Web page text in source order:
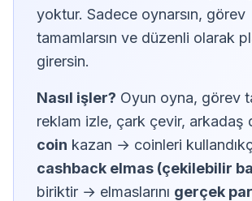
yoktur. Sadece oynarsın, görev
tamamlarsın ve düzenli olarak
girersin.
Nasıl işler? Oyun oyna, görev
reklam izle, çark çevir,
coin kazan → coinleri
cashback elmas (çekilebilir
biriktir → elmaslarını gerçek